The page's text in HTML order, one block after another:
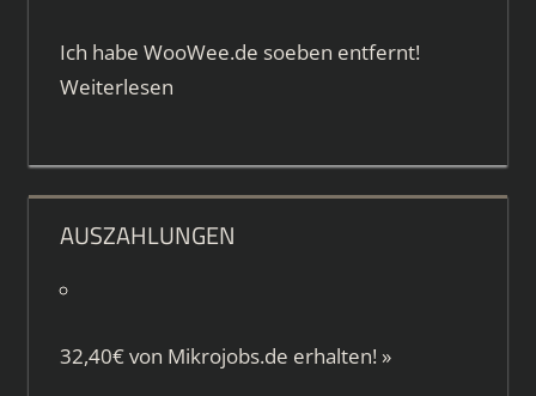
Ich habe WooWee.de soeben entfernt!
Weiterlesen
AUSZAHLUNGEN
32,40€ von Mikrojobs.de erhalten! »